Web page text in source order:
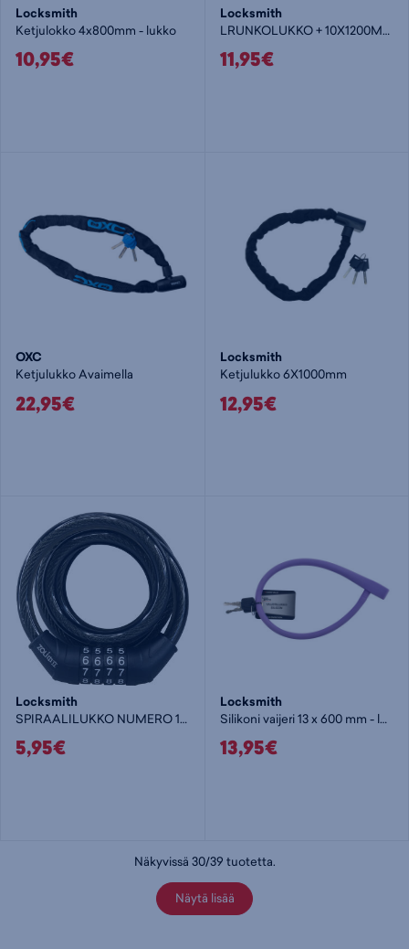
Locksmith
Ketjulokko 4x800mm - lukko
10,95€
Locksmith
LRUNKOLUKKO + 10X1200MM VAIJERI
11,95€
OXC
Ketjulukko Avaimella
22,95€
Locksmith
Ketjulukko 6X1000mm
12,95€
Locksmith
SPIRAALILUKKO NUMERO 1200X8mm
5,95€
Locksmith
Silikoni vaijeri 13 x 600 mm - lukko
13,95€
Näkyvissä 30/39 tuotetta.
Näytä lisää